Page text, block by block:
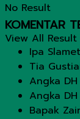
No Result
View All Result
KOMENTAR
Ipa Slamet
Tia
Angka DH
Angka DH
Bapak